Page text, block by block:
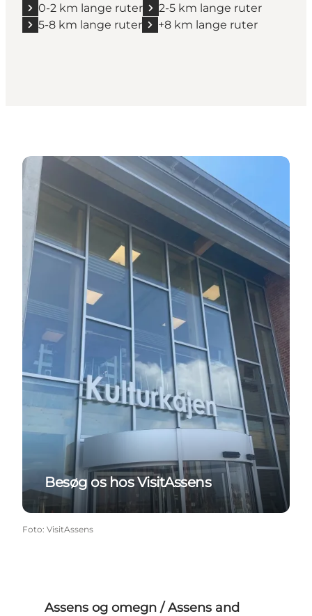
0-2 km lange ruter
2-5 km lange ruter
5-8 km lange ruter
+8 km lange ruter
Besøg os hos VisitAssens
Besøg os hos VisitAssens
Foto: VisitAssens
Assens og omegn / Assens and